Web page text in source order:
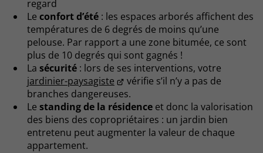
regard
Le confort d’été: les espaces arborés affichent des
températures de 6 degrés de moins qu’une
pelouse. Par rapport a une zone bitumée, ce sont
plus de 10 degrés qui sont gagnés !
La sécurité: lors de ses interventions, votre
jardinier-paysagiste
vérifie s’il n’y a pas de
branches dangereuses.
Le standing de la résidenceet donc la valorisation
des biens des copropriétaires : un jardin bien
entretenu peut augmenter la valeur de chaque
appartement.